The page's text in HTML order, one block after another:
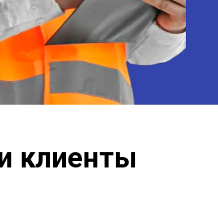
клиенты